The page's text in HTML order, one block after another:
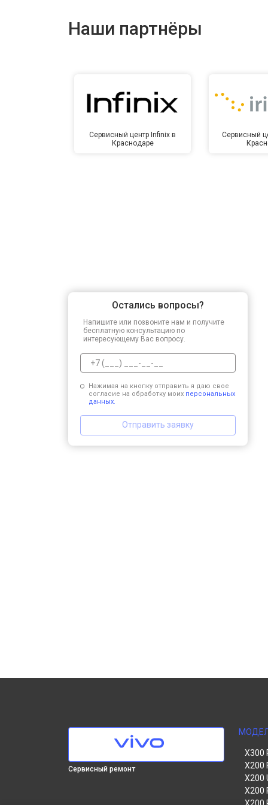
Наши партнёры
Сервисный центр Infinix в
Краснодаре
Сервисный
Остались вопросы?
Напишите или позвоните нам и получите
бесплатную консультацию по
интересующему Вас вопросу.
Нажимая на кнопку отправить я даю свое
согласие на обработку моих персональных
данных.
Отправить заявку
Сервисный ремонт
X300
X200
X200
X200